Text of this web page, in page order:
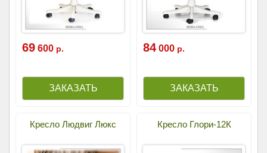
69 600 р. 84 000 р.
Кресло Людвиг Люкс Кресло Глори-12К